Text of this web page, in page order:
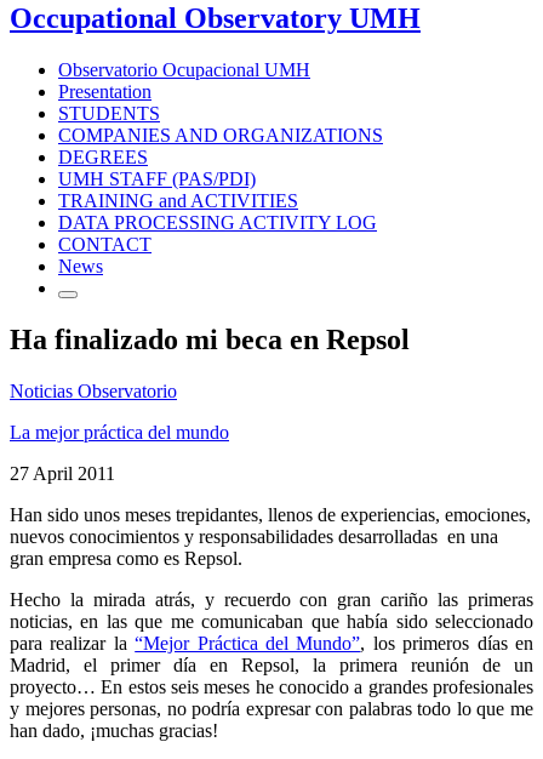
Occupational Observatory UMH
Observatorio Ocupacional UMH
Presentation
STUDENTS
COMPANIES AND ORGANIZATIONS
DEGREES
UMH STAFF (PAS/PDI)
TRAINING and ACTIVITIES
DATA PROCESSING ACTIVITY LOG
CONTACT
News
Ha finalizado mi beca en Repsol
Noticias Observatorio
La mejor práctica del mundo
27 April 2011
Han sido unos meses trepidantes, llenos de experiencias, emociones,
nuevos conocimientos y responsabilidades desarrolladas en una
gran empresa como es Repsol.
Hecho la mirada atrás, y recuerdo con gran cariño las primeras
noticias, en las que me comunicaban que había sido seleccionado
para realizar la“Mejor Práctica del Mundo”, los primeros días en
Madrid, el primer día en Repsol, la primera reunión de un
proyecto… En estos seis meses he conocido a grandes profesionales
y mejores personas, no podría expresar con palabras todo lo que me
han dado, ¡muchas gracias!